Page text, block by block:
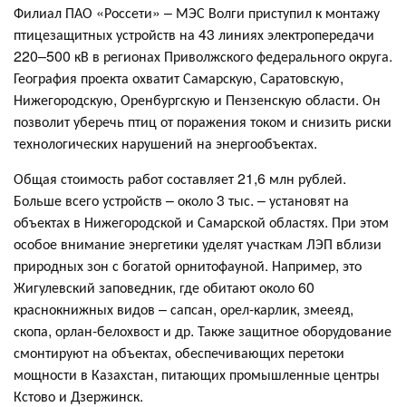
Филиал ПАО «Россети» – МЭС Волги приступил к монтажу
птицезащитных устройств на 43 линиях электропередачи
220–500 кВ в регионах Приволжского федерального округа.
География проекта охватит Самарскую, Саратовскую,
Нижегородскую, Оренбургскую и Пензенскую области. Он
позволит уберечь птиц от поражения током и снизить риски
технологических нарушений на энергообъектах.
Общая стоимость работ составляет 21,6 млн рублей.
Больше всего устройств – около 3 тыс. – установят на
объектах в Нижегородской и Самарской областях. При этом
особое внимание энергетики уделят участкам ЛЭП вблизи
природных зон с богатой орнитофауной. Например, это
Жигулевский заповедник, где обитают около 60
краснокнижных видов – сапсан, орел-карлик, змееяд,
скопа, орлан-белохвост и др. Также защитное оборудование
смонтируют на объектах, обеспечивающих перетоки
мощности в Казахстан, питающих промышленные центры
Кстово и Дзержинск.